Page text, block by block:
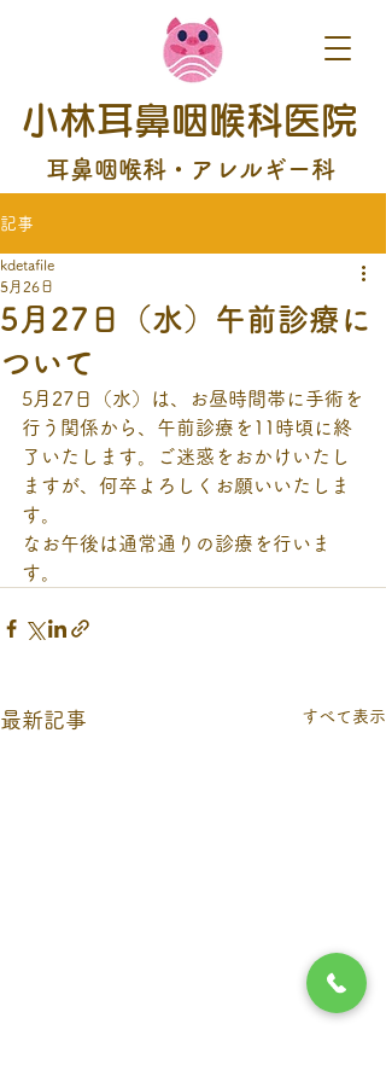
小林耳鼻咽喉科医院
耳鼻咽喉科・アレルギー科
記事
5月27日（水）午前診療に
ついて
kdetafile
5月26日
5月27日（水）は、お昼時間帯に手術を
行う関係から、午前診療を11時頃に終
了いたします。ご迷惑をおかけいたし
ますが、何卒よろしくお願いいたしま
す。
なお午後は通常通りの診療を行いま
す。
最新記事 すべて表示